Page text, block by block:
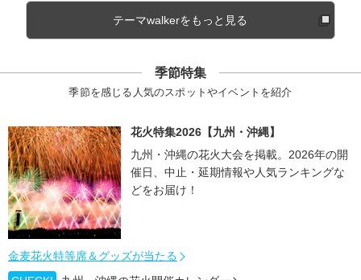
テーマwalkerをもっと見る
季節特集
季節を感じる人気のスポットやイベントを紹介
花火特集2026【九州・沖縄】
九州・沖縄の花火大会を掲載。2026年の開
催日、中止・延期情報や人気ランキングな
どをお届け！
金麦花火特等席＆グッズが当たる